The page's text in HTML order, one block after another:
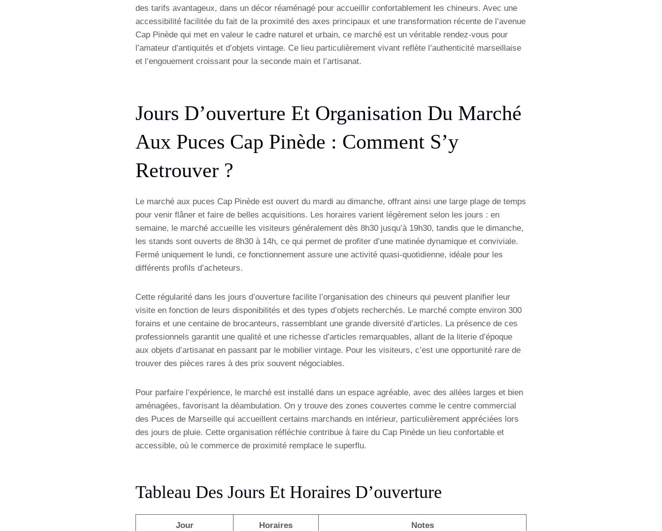
des tarifs avantageux, dans un décor réaménagé pour accueillir confortablement les chineurs. Avec une
accessibilité facilitée du fait de la proximité des axes principaux et une transformation récente de l’avenue
Cap Pinède qui met en valeur le cadre naturel et urbain, ce marché est un véritable rendez-vous pour
l’amateur d’antiquités et d’objets vintage. Ce lieu particulièrement vivant reflète l’authenticité marseillaise
et l’engouement croissant pour la seconde main et l’artisanat.
Jours D’ouverture Et Organisation Du Marché
Aux Puces Cap Pinède : Comment S’y
Retrouver ?
Le marché aux puces Cap Pinède est ouvert du mardi au dimanche, offrant ainsi une large plage de temps
pour venir flâner et faire de belles acquisitions. Les horaires varient légèrement selon les jours : en
semaine, le marché accueille les visiteurs généralement dès 8h30 jusqu’à 19h30, tandis que le dimanche,
les stands sont ouverts de 8h30 à 14h, ce qui permet de profiter d’une matinée dynamique et conviviale.
Fermé uniquement le lundi, ce fonctionnement assure une activité quasi-quotidienne, idéale pour les
différents profils d’acheteurs.
Cette régularité dans les jours d’ouverture facilite l’organisation des chineurs qui peuvent planifier leur
visite en fonction de leurs disponibilités et des types d’objets recherchés. Le marché compte environ 300
forains et une centaine de brocanteurs, rassemblant une grande diversité d’articles. La présence de ces
professionnels garantit une qualité et une richesse d’articles remarquables, allant de la literie d’époque
aux objets d’artisanat en passant par le mobilier vintage. Pour les visiteurs, c’est une opportunité rare de
trouver des pièces rares à des prix souvent négociables.
Pour parfaire l’expérience, le marché est installé dans un espace agréable, avec des allées larges et bien
aménagées, favorisant la déambulation. On y trouve des zones couvertes comme le centre commercial
des Puces de Marseille qui accueillent certains marchands en intérieur, particulièrement appréciées lors
des jours de pluie. Cette organisation réfléchie contribue à faire du Cap Pinède un lieu confortable et
accessible, où le commerce de proximité remplace le superflu.
Tableau Des Jours Et Horaires D’ouverture
Jour Horaires Notes